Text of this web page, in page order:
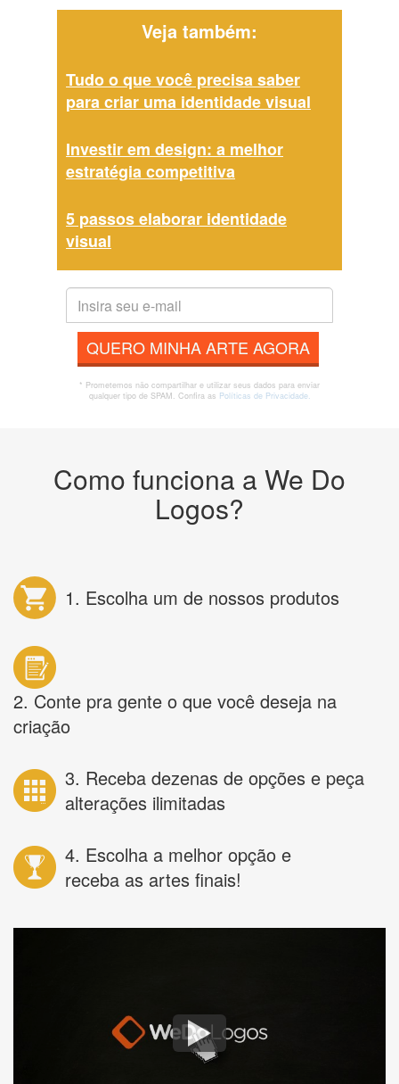
Veja também:
Tudo o que você precisa saber
para criar uma identidade visual
Investir em design: a melhor
estratégia competitiva
5 passos elaborar identidade
visual
QUERO MINHA ARTE AGORA
* Prometemos não compartilhar e utilizar seus dados para enviar
qualquer tipo de SPAM. Confira as Políticas de Privacidade.
Como funciona a We Do
Logos?
1. Escolha um de nossos produtos
2. Conte pra gente o que você deseja na
criação
3. Receba dezenas de opções e peça
alterações ilimitadas
4. Escolha a melhor opção e
receba as artes finais!